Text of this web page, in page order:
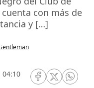
con más de
y […]
RRSS Facebook
RRSSRRSS